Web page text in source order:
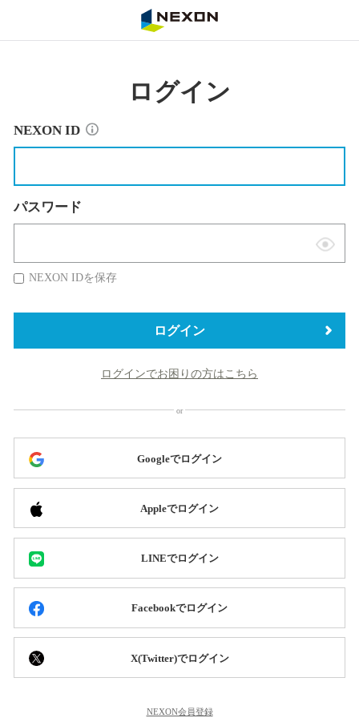
ログイン
NEXON ID
パスワード
表
替
NEXON IDを保存
ログイン
ログインでお困りの方はこちら
Googleでログイン
Appleでログイン
LINEでログイン
Facebookでログイン
X(Twitter)でログイン
NEXON会員登録